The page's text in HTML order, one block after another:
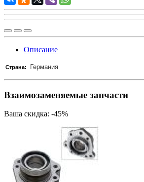
Описание
Страна: Германия
Взаимозаменяемые запчасти
Ваша скидка: -45%